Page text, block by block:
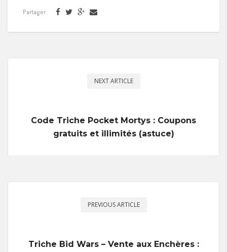
Partager
NEXT ARTICLE
Code Triche Pocket Mortys : Coupons
gratuits et illimités (astuce)
PREVIOUS ARTICLE
Triche Bid Wars – Vente aux Enchères :